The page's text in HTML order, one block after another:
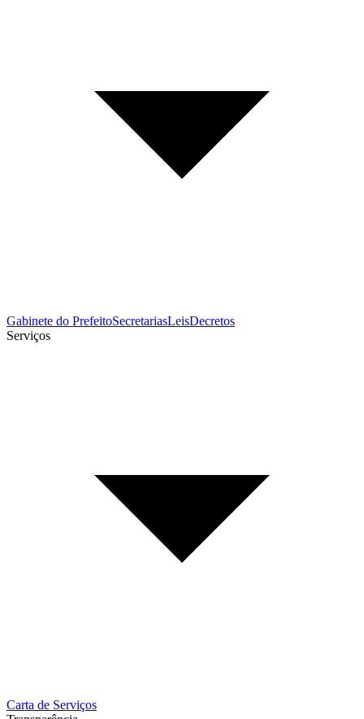
Gabinete do PrefeitoSecretariasLeisDecretos
Serviços
Carta de Serviços